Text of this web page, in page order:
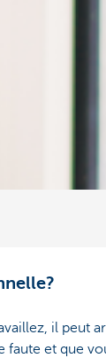
il peut
et que